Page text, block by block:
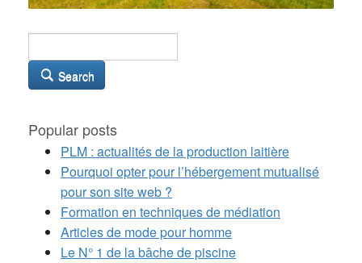
Search
Popular posts
PLM : actualités de la production laitière
Pourquoi opter pour l’hébergement mutualisé
pour son site web ?
Formation en techniques de médiation
Articles de mode pour homme
Le N° 1 de la bâche de piscine